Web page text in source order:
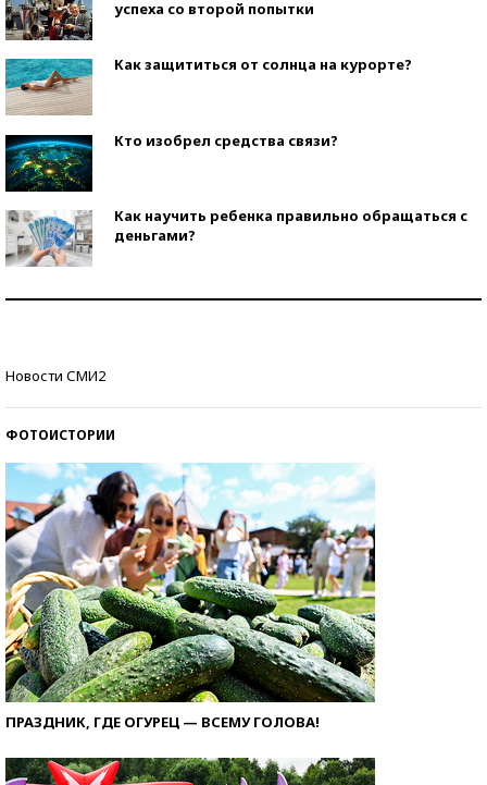
успеха со второй попытки
Как защититься от солнца на курорте?
Кто изобрел средства связи?
Как научить ребенка правильно обращаться с
деньгами?
Новости СМИ2
ФОТОИСТОРИИ
ПРАЗДНИК, ГДЕ ОГУРЕЦ — ВСЕМУ ГОЛОВА!